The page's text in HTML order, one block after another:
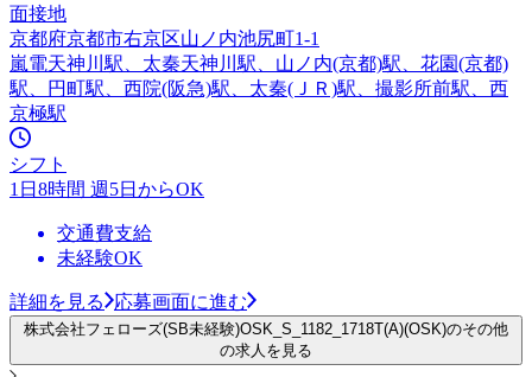
面接地
京都府京都市右京区山ノ内池尻町1-1
嵐電天神川駅、太秦天神川駅、山ノ内(京都)駅、花園(京都)
駅、円町駅、西院(阪急)駅、太秦(ＪＲ)駅、撮影所前駅、西
京極駅
シフト
1日8時間 週5日からOK
交通費支給
未経験OK
詳細を見る 応募画面に進む
株式会社フェローズ(SB未経験)OSK_S_1182_1718T(A)(OSK)のその他
の求人を見る